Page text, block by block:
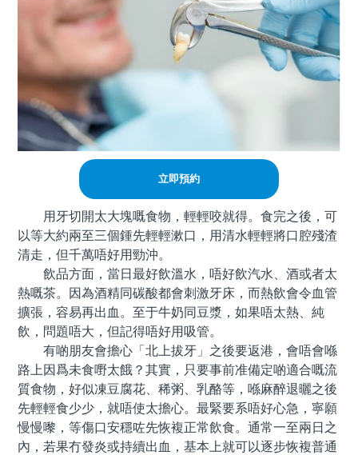
立即預約
用牙切開太大塊嘅食物，輕輕咬就得。食完之後，可
以等大約兩至三個鍾先輕輕漱口，用清水輕輕將口腔殘渣
清走，但千萬唔好用勁沖。
飲品方面，當日最好飲溫水，唔好飲汽水、酒或者太
熱嘅茶。因為酒精同碳酸都會刺激牙床，而熱飲會令血管
擴張，容易再出血。至于牛奶同豆漿，如果唔太熱、純
飲，問題唔大，但記得唔好用吸管。
有啲朋友會擔心「北上拔牙」之後要返港，會唔會喺
路上因爲未食嘢太餓？其實，只要事前准備定啲適合嘅流
質食物，好似凍豆腐花、稀粥、乳酪等，喺麻醉退曬之後
先輕輕食少少，就唔使太擔心。最緊要系唔好心急，寧願
慢慢嚟，等傷口安穩咗先恢複正常飲食。通常一至兩日之
內，若果冇發炎或持續出血，基本上就可以逐步恢複普通